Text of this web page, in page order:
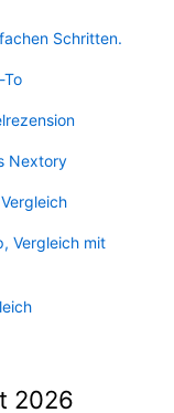
Schritten.
To
Nextory
Vergleich mit
2026